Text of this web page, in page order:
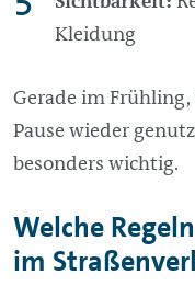
Kleidung
Gerade im Frühling,
Pause wieder
besonders wichtig.
Welche
im